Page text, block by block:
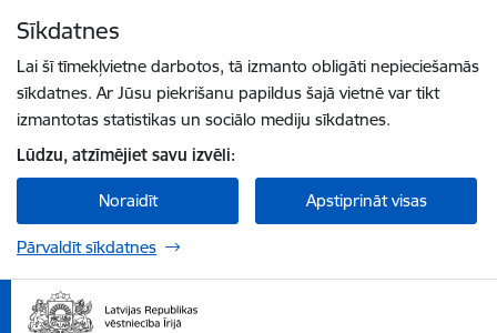
Sīkdatnes
Lai šī tīmekļvietne darbotos, tā izmanto obligāti nepieciešamās
sīkdatnes. Ar Jūsu piekrišanu papildus šajā vietnē var tikt
izmantotas statistikas un sociālo mediju sīkdatnes.
Lūdzu, atzīmējiet savu izvēli:
Noraidīt Apstiprināt visas
Pārvaldīt sīkdatnes